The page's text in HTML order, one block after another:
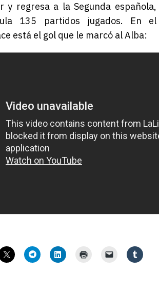
y regresa a la Segunda española,
135 partidos jugados. En el
está el gol que le marcó al Alba: